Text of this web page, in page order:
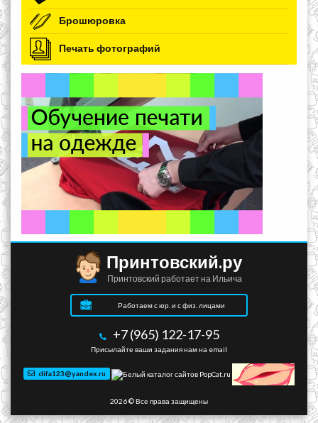
Брошюровка
Печать фотографий
Принтовский.ру
Принтовский работает на Ильича
Работаем с юр. и с физ. лицами
+7 (965) 122-17-95
Присылайте ваши задания нам на email
difa123@yandex.ru
2026 © Все права защищены